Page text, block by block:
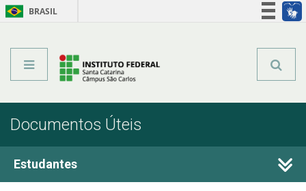
BRASIL
Documentos Úteis
Estudantes